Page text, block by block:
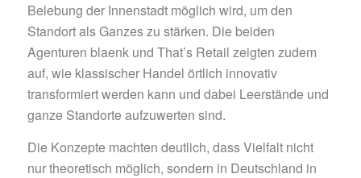
Belebung der Innenstadt möglich wird, um den
Standort als Ganzes zu stärken. Die beiden
Agenturen blaenk und That’s Retail zeigten zudem
auf, wie klassischer Handel örtlich innovativ
transformiert werden kann und dabei Leerstände und
ganze Standorte aufzuwerten sind.
Die Konzepte machten deutlich, dass Vielfalt nicht
nur theoretisch möglich, sondern in Deutschland in